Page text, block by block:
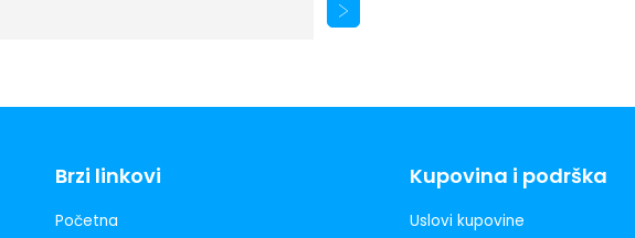
Brzi linkovi
Početna
Kupovina i podrška
Uslovi kupovine